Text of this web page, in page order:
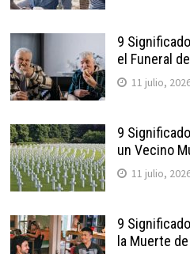
9
el Funeral
11 julio,
9
un Vecino
11 julio,
9
la Muerte